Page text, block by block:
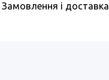
Замовлення і доставка